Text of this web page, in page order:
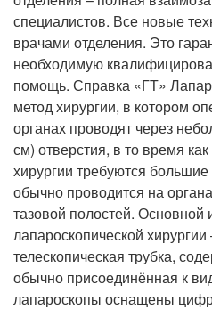
специалистов. Все новые
врачами отделения. Это
необходимую
помощь. Справка «ГТ»
метод хирургии, в котором
органах проводят через
см) отверстия, в то время
хирургии требуются
обычно проводится на
тазовой полостей. Основной
лапароскопической
телескопическая трубка,
обычно присоединённая к
лапароскопы оснащены